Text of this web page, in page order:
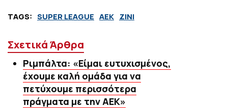
TAGS: SUPER LEAGUE ΑΕΚ ΖΙΝΙ
Σχετικά Άρθρα
Ριμπάλτα: «Είμαι ευτυχισμένος,
έχουμε καλή ομάδα για να
πετύχουμε περισσότερα
πράγματα με την ΑΕΚ»